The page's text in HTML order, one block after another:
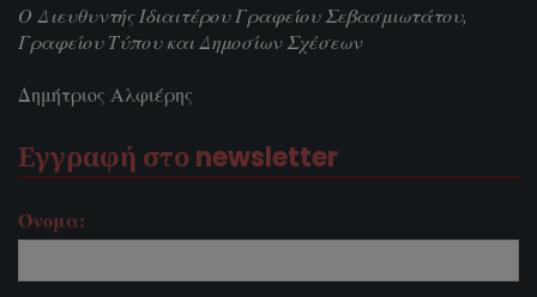
Ο Διευθυντής Ιδιαιτέρου Γραφείου Σεβασμιωτάτου,
Γραφείου Τύπου και Δημοσίων Σχέσεων
Δημήτριος Αλφιέρης
Εγγραφή στο newsletter
Όνομα: